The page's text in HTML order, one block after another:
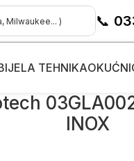
📞
TEHNIKA
INOX